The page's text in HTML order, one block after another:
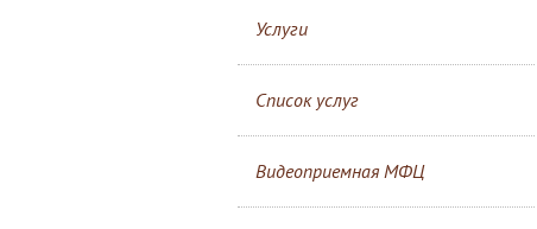
Услуги
Список услуг
Видеоприемная МФЦ